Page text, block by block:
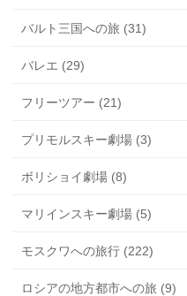
バルト三国への旅 (31)
バレエ (29)
フリーツアー (21)
プリモルスキー劇場 (3)
ボリショイ劇場 (8)
マリインスキー劇場 (5)
モスクワへの旅行 (222)
ロシアの地方都市への旅 (9)